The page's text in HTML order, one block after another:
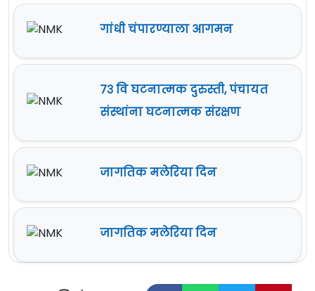
गांधी चंपारण्याला आगमन
७३ वि घटनात्मक दुरुस्ती, पंचायत
संस्थांना घटनात्मक संरक्षण
जागतिक मलेरिया दिन
जागतिक मलेरिया दिन